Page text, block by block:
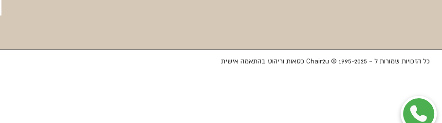
כל הזכויות שמורות ל - Chair2u © 1995-2025 כסאות וריהוט בהתאמה אישית